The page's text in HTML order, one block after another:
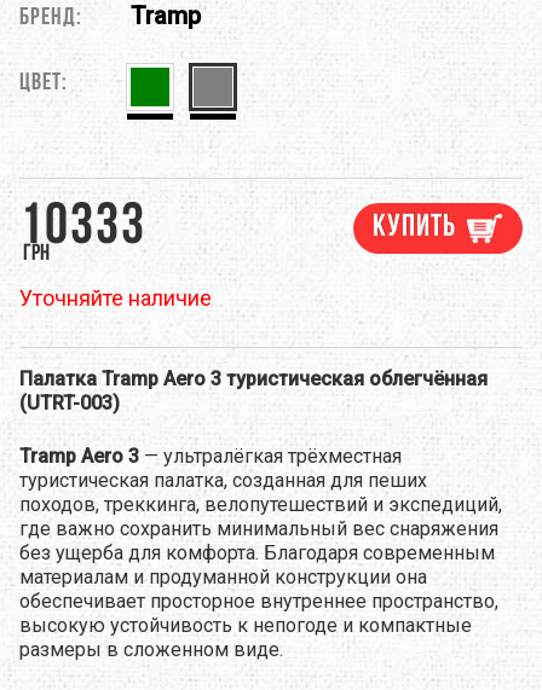
Бренд: Tramp
Цвет:
10333
грн
Уточняйте наличие
Купить
Палатка Tramp Aero 3 туристическая облегчённая
(UTRT-003)
Tramp Aero 3 — ультралёгкая трёхместная
туристическая палатка, созданная для пеших
походов, треккинга, велопутешествий и экспедиций,
где важно сохранить минимальный вес снаряжения
без ущерба для комфорта. Благодаря современным
материалам и продуманной конструкции она
обеспечивает просторное внутреннее пространство,
высокую устойчивость к непогоде и компактные
размеры в сложенном виде.